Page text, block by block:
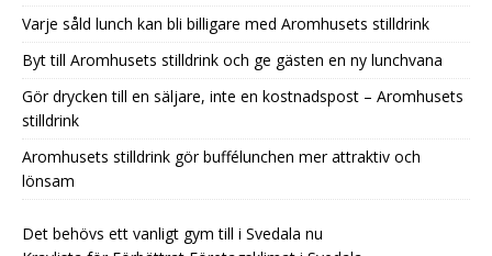
Varje såld lunch kan bli billigare med Aromhusets stilldrink
Byt till Aromhusets stilldrink och ge gästen en ny lunchvana
Gör drycken till en säljare, inte en kostnadspost – Aromhusets
stilldrink
Aromhusets stilldrink gör buffélunchen mer attraktiv och
lönsam
Det behövs ett vanligt gym till i Svedala nu